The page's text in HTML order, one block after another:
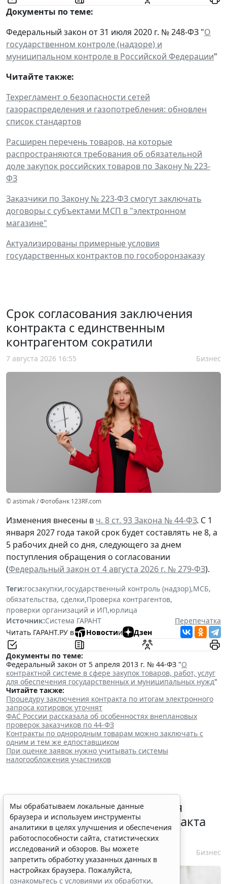
Документы по теме:
Федеральный закон от 31 июля 2020 г. № 248-ФЗ "О
государственном контроле (надзоре) и
муниципальном контроле в Российской Федерации"
Читайте также:
Техрегламент о безопасности сетей
газораспределения и газопотребления: обновлен
список стандартов
Расширен перечень товаров, на которые
распространяются требования об обязательной
доле закупок российских товаров по Закону № 223-
ФЗ
Заказчики по Закону № 223-ФЗ смогут заключать
договоры с субъектами МСП в "электронном
магазине"
Актуализированы примерные условия
государственных контрактов по гособоронзаказу
Срок согласования заключения
контракта с единственным
контрагентом сократили
7 августа 2026 16:55 Бизнес
© astimak / Фотобанк 123RF.com
Изменения внесены в ч. 8 ст. 93 Закона № 44-ФЗ. С 1
января 2027 года такой срок будет составлять не 8, а
5 рабочих дней со дня, следующего за днем
поступления обращения о согласовании
(Федеральный закон от 4 августа 2026 г. № 279-ФЗ).
Теги:госзакупки,государственный контроль (надзор),МСБ,
обязательства, сделки,Проверка контрагентов,
проверки организаций и ИП,юрлица
Источник:Система ГАРАНТ
Перепечатка
Читать ГАРАНТ.РУ в
Новостии Дзен
Документы по теме:
Федеральный закон от 5 апреля 2013 г. № 44-ФЗ "О
контрактной системе в сфере закупок товаров, работ, услуг
для обеспечения государственных и муниципальных нужд"
Читайте также:
Процедуру заключения контракта по итогам электронного
запроса котировок уточнят
ФАС России рассказала об особенностях внеплановых
проверок заказчиков по 44-ФЗ
Контракты по однородным товарам можно заключать с
одним и тем же едпоставщиком
При оценке заявок нужно учитывать системы
налогообложения участников
Перечень случаев изменения
существенных условий контракта
решили дополнить
7 августа 2026 15:02 Бизнес
Мы обрабатываем локальные данные
браузера и используем инструменты
аналитики в целях улучшения и обеспечения
работоспособности сайта, статистических
исследований и обзоров. Вы можете
запретить обработку указанных данных в
настройках браузера. Пожалуйста,
ознакомьтесь с условиями их обработки.